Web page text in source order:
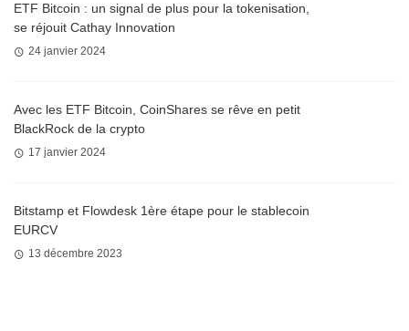
ETF Bitcoin : un signal de plus pour la tokenisation,
se réjouit Cathay Innovation
24 janvier 2024
Avec les ETF Bitcoin, CoinShares se rêve en petit
BlackRock de la crypto
17 janvier 2024
Bitstamp et Flowdesk 1ère étape pour le stablecoin
EURCV
13 décembre 2023